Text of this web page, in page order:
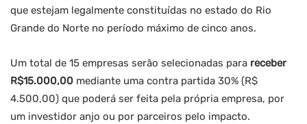
que estejam legalmente constituídas no estado do Rio
Grande do Norte no período máximo de cinco anos.
Um total de 15 empresas serão selecionadas para receber
R$15.000,00 mediante uma contra partida 30% (R$
4.500,00) que poderá ser feita pela própria empresa, por
um investidor anjo ou por parceiros pelo impacto.